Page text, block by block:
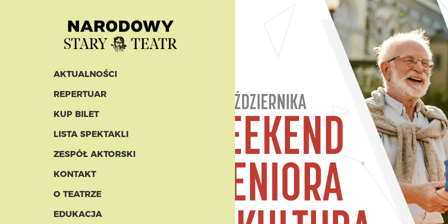
AKTUALNOŚCI
REPERTUAR
KUP BILET
LISTA SPEKTAKLI
ZESPÓŁ AKTORSKI
KONTAKT
O TEATRZE
EDUKACJA